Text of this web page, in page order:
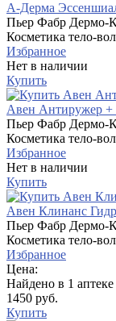
А-Дерма
Пьер Фабр Дермо-
Косметика тело-
Избранное
Нет в наличии
Купить
Авен Антиружер +
Пьер Фабр Дермо-
Косметика тело-
Избранное
Нет в наличии
Купить
Авен Клинанс
Пьер Фабр Дермо-
Косметика тело-
Избранное
Цена:
Найдено в 1 аптеке
1450 руб.
Купить